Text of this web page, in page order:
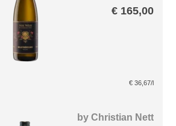
€ 165,00
€ 36,67/l
byChristian Nett